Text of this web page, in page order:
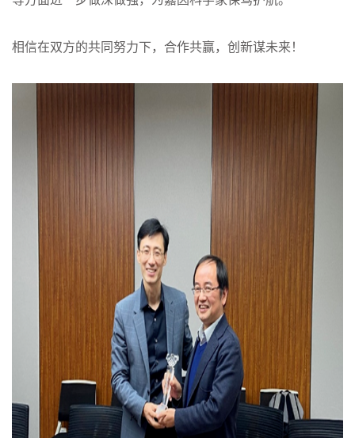
相信在双方的共同努力下，合作共赢，创新谋未来！